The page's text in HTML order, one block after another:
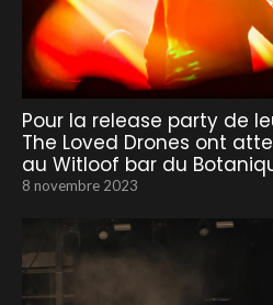
Pour la release party de
The Loved Drones ont
au Witloof bar du
8 novembre 2023